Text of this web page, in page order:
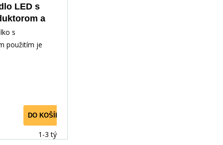
LED s
a
s
použitím je
DO KOŠÍKA
1-3 týdny